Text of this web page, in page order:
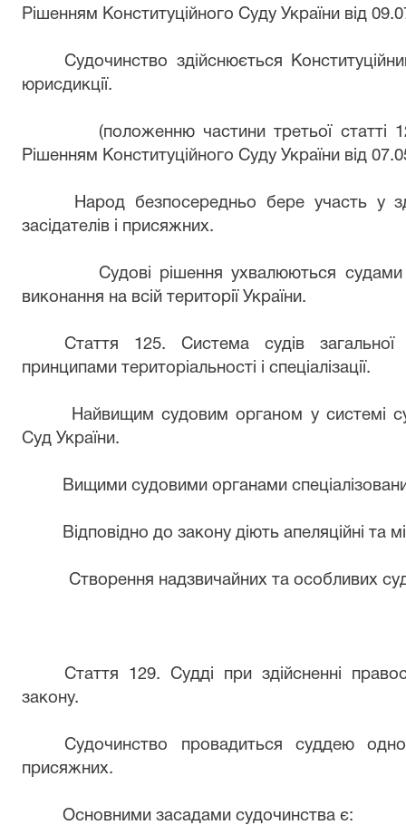
Рішенням Конституційного Суду України від
Судочинство здійснюється
юрисдикції.
(положенню частини третьої статті
Рішенням Конституційного Суду України від
Народ безпосередньо бере участь у
засідателів і присяжних.
Судові рішення ухвалюються
виконання на всій території України.
Стаття 125. Система судів
принципами територіальності і спеціалізації.
Найвищим судовим органом у системі
Суд України.
Вищими судовими органами
Відповідно до закону діють апеляційні та
Створення надзвичайних та особливих
Стаття 129. Судді при здійсненні
закону.
Судочинство провадиться суддею
присяжних.
Основними засадами судочинства є: